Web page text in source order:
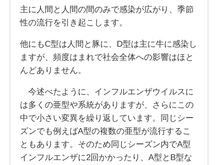
主に人間と人間の間のみで感染が広がり、季節
性の流行を引き起こします。
他にもC型は人間と豚に、D型は主に牛に感染し
ますが、頻度はまれで社会全体への影響はほと
んどありません。
今述べたように、インフルエンザウイルスに
は多くの亜型や系統がありますが、さらにこの
中で小さい変異を繰り返しています。同じシー
ズンでも例えばA型の複数の亜型が流行するこ
ともあります。そのため同じシーズン内でA型
インフルエンザに2回かかったり、A型とB型な